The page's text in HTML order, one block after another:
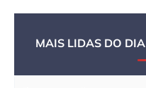
MAIS LIDAS DO DIA